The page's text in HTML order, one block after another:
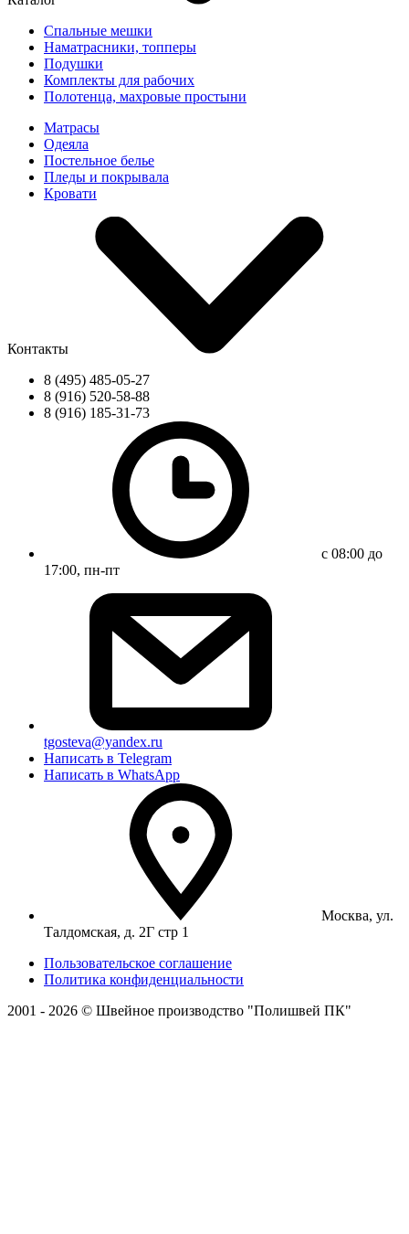
Спальные мешки
Наматрасники, топперы
Подушки
Комплекты для рабочих
Полотенца, махровые простыни
Матрасы
Одеяла
Постельное белье
Пледы и покрывала
Кровати
Контакты
8 (495) 485-05-27
8 (916) 520-58-88
8 (916) 185-31-73
с 08:00 до
17:00, пн-пт
tgosteva@yandex.ru
Написать в Telegram
Написать в WhatsApp
Москва, ул.
Талдомская, д. 2Г стр 1
Пользовательское соглашение
Политика конфиденциальности
2001 - 2026 © Швейное производство "Полишвей ПК"